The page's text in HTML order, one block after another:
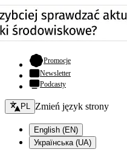
Promocje- otwiera się w
Newsletter
Podcasty
Zmień język - bieżący:
PL Zmień język strony
English (EN)
Українська (UA)